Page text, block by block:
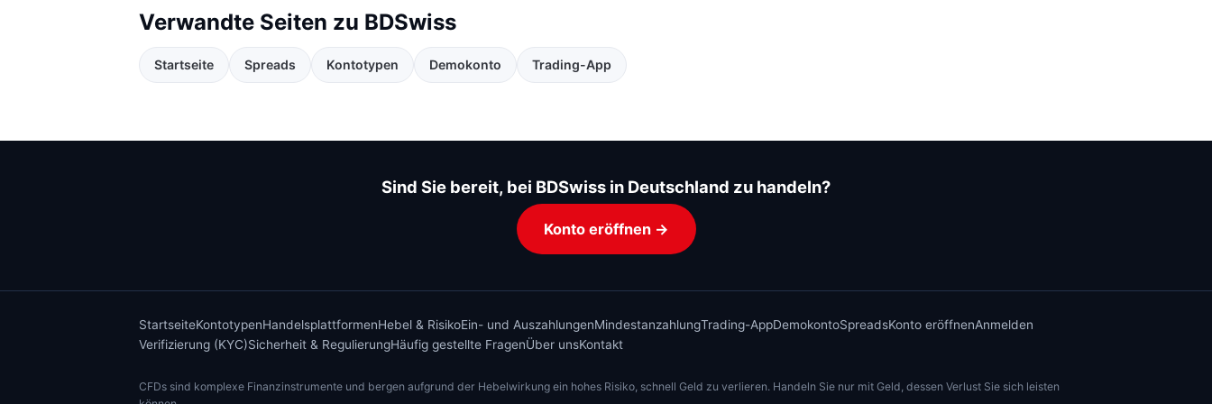
Verwandte Seiten zu BDSwiss
Startseite Spreads Kontotypen Demokonto Trading-App
Sind Sie bereit, bei BDSwiss in Deutschland zu handeln?
Konto eröffnen →
StartseiteKontotypenHandelsplattformenHebel & RisikoEin- und AuszahlungenMindestanzahlungTrading-AppDemokontoSpreadsKonto eröffnenAnmelden
Verifizierung (KYC)Sicherheit & RegulierungHäufig gestellte FragenÜber unsKontakt
CFDs sind komplexe Finanzinstrumente und bergen aufgrund der Hebelwirkung ein hohes Risiko, schnell Geld zu verlieren. Handeln Sie nur mit Geld, dessen Verlust Sie sich leisten